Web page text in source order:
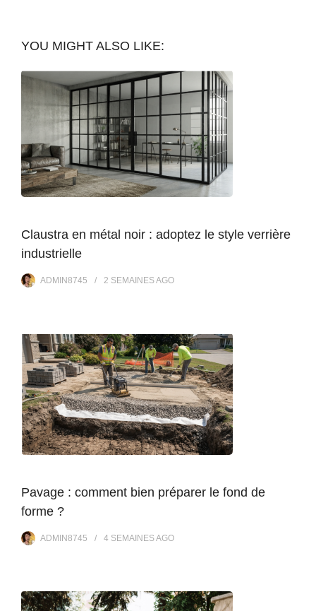
YOU MIGHT ALSO LIKE:
Claustra en métal noir : adoptez le style verrière
industrielle
ADMIN8745 2 SEMAINESAGO
Pavage : comment bien préparer le fond de
forme ?
ADMIN8745 4 SEMAINESAGO